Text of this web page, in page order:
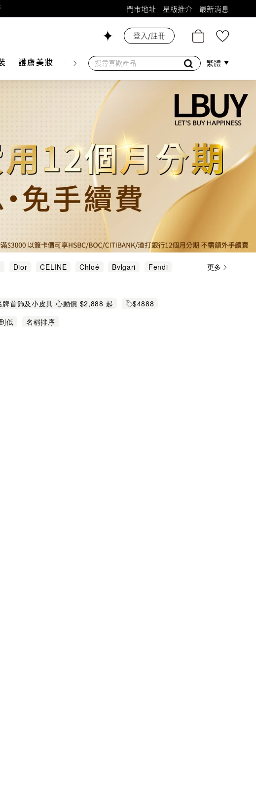
折!
專區！
門市地址 星級推介 最新消息
護膚美妝 香水香薰 個人護理 母嬰護理 遊戲及精品
登入/註冊
繁體
Dior CELINE Chloé Bvlgari
Fendi
Arpels
更多
牌首飾及小皮具 心動價 $2,888 起
$4888
低
名稱排序